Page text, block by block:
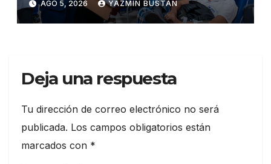
en 86 establecimientos de
salud
AGO 5, 2026 YAZMÍN BUSTÁN
Deja una respuesta
Tu dirección de correo electrónico no será
publicada. Los campos obligatorios están
marcados con *